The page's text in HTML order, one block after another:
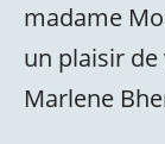
madame
un plaisir de
Marlene